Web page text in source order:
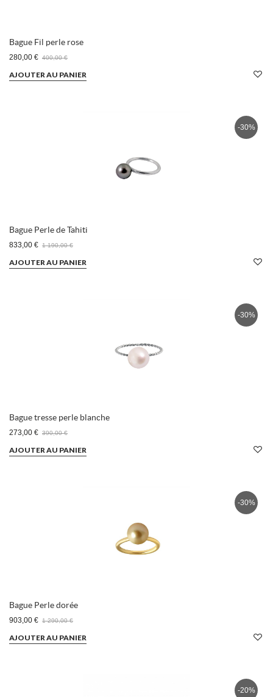
Bague Fil perle rose
280,00 € 400,00 €
AJOUTER AU PANIER
Bague Perle de Tahiti
833,00 € 1 190,00 €
-30%
AJOUTER AU PANIER
Bague tresse perle blanche
273,00 € 390,00 €
-30%
AJOUTER AU PANIER
Bague Perle dorée
903,00 € 1 290,00 €
-30%
AJOUTER AU PANIER
-20%